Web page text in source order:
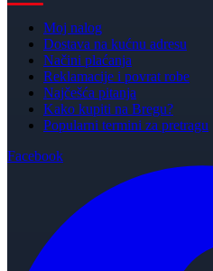
Moj nalog
Dostava na kućnu adresu
Načini plaćanja
Reklamacije i povrat robe
Najčešća pitanja
Kako kupiti na Bregu?
Popularni termini za pretragu
Facebook